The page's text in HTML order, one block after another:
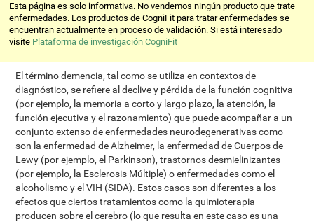
Esta página es solo informativa. No vendemos ningún producto que trate
enfermedades. Los productos de CogniFit para tratar enfermedades se
encuentran actualmente en proceso de validación. Si está interesado
visite Plataforma de investigación CogniFit
El término demencia, tal como se utiliza en contextos de
diagnóstico, se refiere al declive y pérdida de la función cognitiva
(por ejemplo, la memoria a corto y largo plazo, la atención, la
función ejecutiva y el razonamiento) que puede acompañar a un
conjunto extenso de enfermedades neurodegenerativas como
son la enfermedad de Alzheimer, la enfermedad de Cuerpos de
Lewy (por ejemplo, el Parkinson), trastornos desmielinizantes
(por ejemplo, la Esclerosis Múltiple) o enfermedades como el
alcoholismo y el VIH (SIDA). Estos casos son diferentes a los
efectos que ciertos tratamientos como la quimioterapia
producen sobre el cerebro (lo que resulta en este caso es una